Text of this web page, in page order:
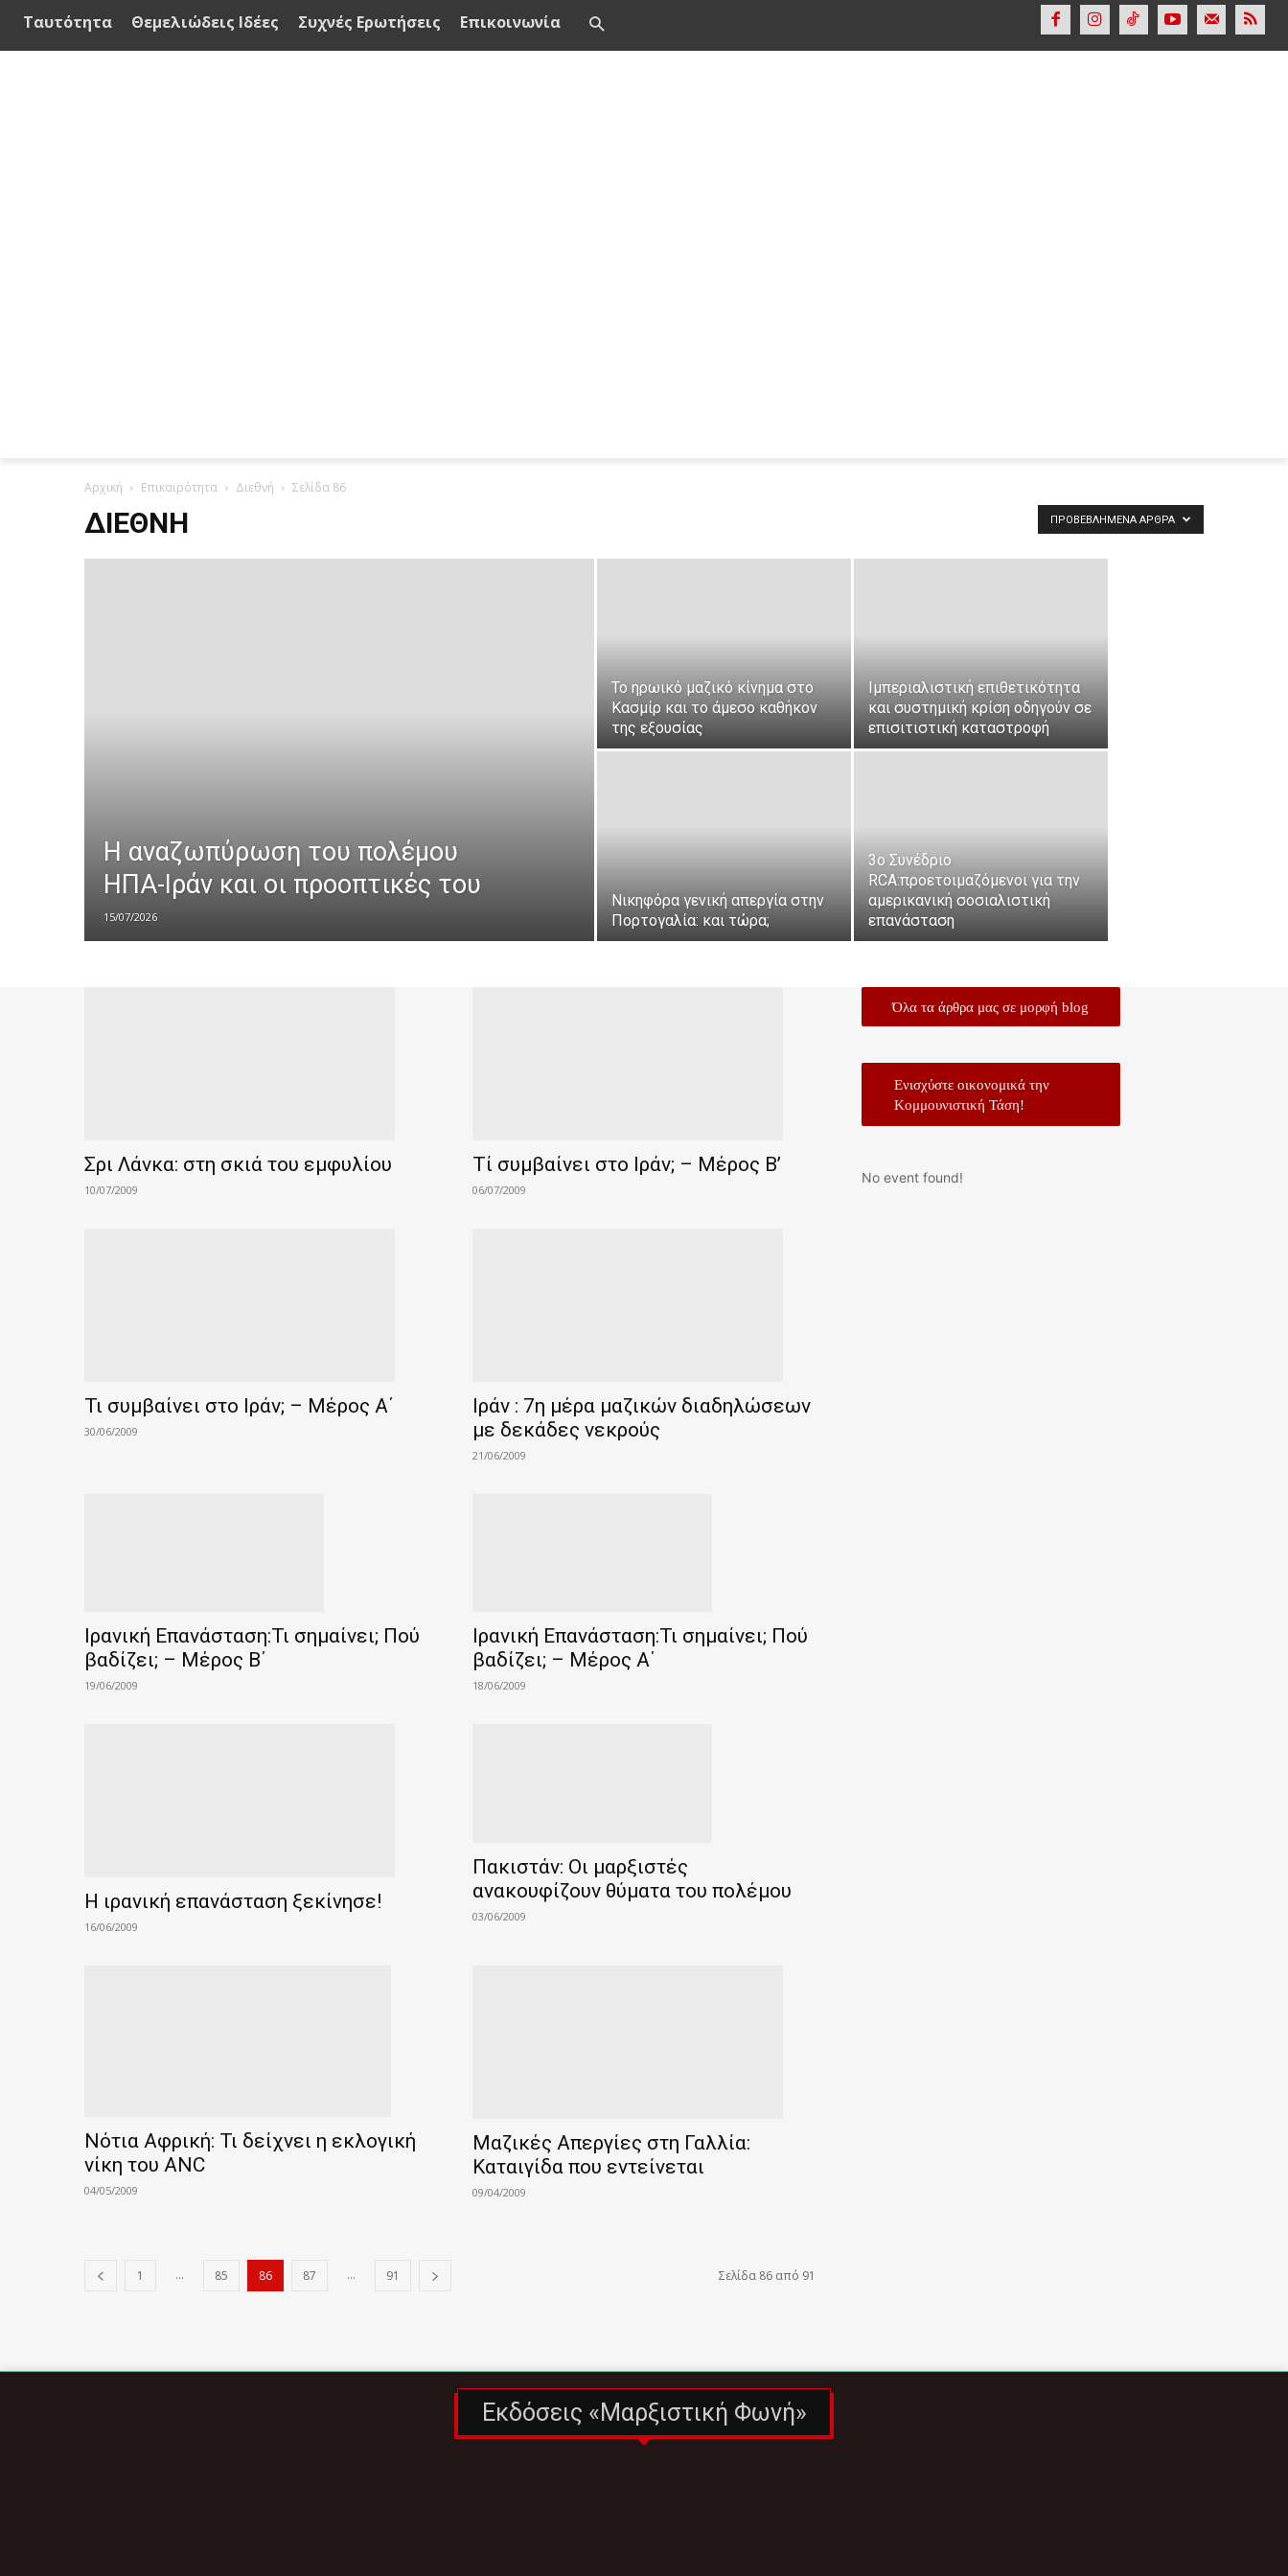
Ταυτότητα Θεμελιώδεις Ιδέες Συχνές Ερωτήσεις Επικοινωνία
Αρχική Επικαιρότητα Διεθνή Σελίδα 86
ΔΙΕΘΝΉ ΠΡΟΒΕΒΛΗΜΈΝΑ ΆΡΘΡΑ
Η αναζωπύρωση του πολέμου
ΗΠΑ-Ιράν και οι προοπτικές του
15/07/2026
Το ηρωικό μαζικό κίνημα στο
Κασμίρ και το άμεσο καθήκον
της εξουσίας
Ιμπεριαλιστική επιθετικότητα
και συστημική κρίση οδηγούν σε
επισιτιστική καταστροφή
Νικηφόρα γενική απεργία στην
Πορτογαλία: και τώρα;
3ο Συνέδριο
RCA:προετοιμαζόμενοι για την
αμερικανική σοσιαλιστική
επανάσταση
Σρι Λάνκα: στη σκιά του εμφυλίου
10/07/2009
Τί συμβαίνει στο Ιράν; – Μέρος Β’
06/07/2009
Τι συμβαίνει στο Ιράν; – Μέρος Α΄
30/06/2009
Ιράν : 7η μέρα μαζικών διαδηλώσεων
με δεκάδες νεκρούς
21/06/2009
Ιρανική Επανάσταση:Τι σημαίνει; Πού
βαδίζει; – Μέρος Β΄
19/06/2009
Ιρανική Επανάσταση:Τι σημαίνει; Πού
βαδίζει; – Μέρος Α΄
18/06/2009
Η ιρανική επανάσταση ξεκίνησε!
16/06/2009
Πακιστάν: Οι μαρξιστές
ανακουφίζουν θύματα του πολέμου
03/06/2009
Νότια Αφρική: Τι δείχνει η εκλογική
νίκη του ANC
04/05/2009
Μαζικές Απεργίες στη Γαλλία:
Καταιγίδα που εντείνεται
09/04/2009
1 ... 85 86 87 ... 91 Σελίδα 86 από 91
Όλα τα άρθρα μας σε μορφή blog
Ενισχύστε οικονομικά την
Κομμουνιστική Τάση!
No event found!
Εκδόσεις «Μαρξιστική Φωνή»